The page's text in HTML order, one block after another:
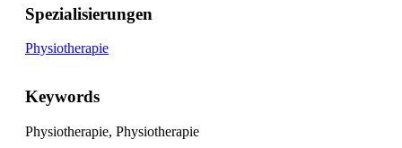
Spezialisierungen
Physiotherapie
Keywords
Physiotherapie, Physiotherapie